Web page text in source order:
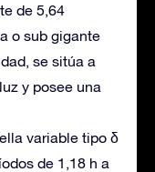
de 5,64
o sub gigante
se sitúa a
y posee una
variable tipo δ
de 1,18 h a